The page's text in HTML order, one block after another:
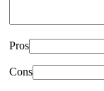
Pros
Cons